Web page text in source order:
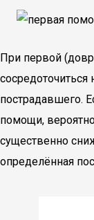
При первой
сосредоточиться
пострадавшего.
помощи,
существенно
определённая